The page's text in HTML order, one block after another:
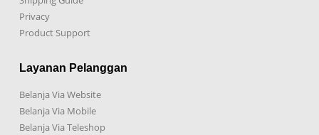
Privacy
Product Support
Layanan Pelanggan
Belanja Via Website
Belanja Via Mobile
Belanja Via Teleshop